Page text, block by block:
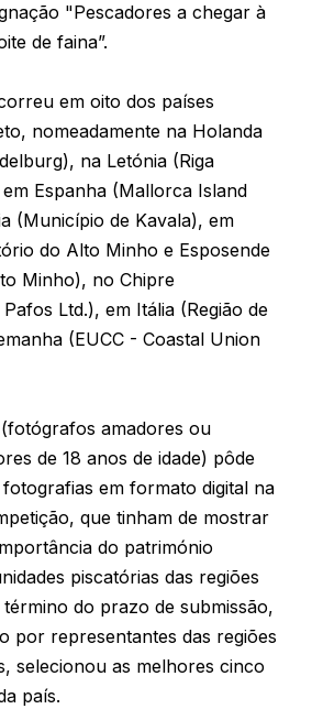
"Pescadores a chegar à
de faina”.
em oito dos países
nomeadamente na Holanda
na Letónia (Riga
Espanha (Mallorca Island
(Município de Kavala), em
do Alto Minho e Esposende
Minho), no Chipre
Ltd.), em Itália (Região de
(EUCC - Coastal Union
amadores ou
de 18 anos de idade) pôde
em formato digital na
que tinham de mostrar
do património
piscatórias das regiões
do prazo de submissão,
por representantes das regiões
selecionou as melhores cinco
país.